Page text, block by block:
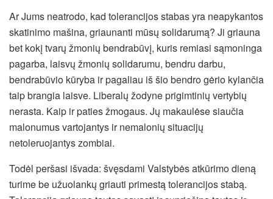
Ar Jums neatrodo, kad tolerancijos stabas yra neapykantos
skatinimo mašina, griaunanti mūsų solidarumą? Ji griauna
bet kokį tvarų žmonių bendrabūvį, kuris remiasi sąmoninga
pagarba, laisvų žmonių solidarumu, bendru darbu,
bendrabūvio kūryba ir pagaliau iš šio bendro gėrio kylančia
taip brangia laisve. Liberalų žodyne prigimtinių vertybių
nerasta. Kaip ir paties žmogaus. Jų makaulėse siaučia
malonumus vartojantys ir nemalonių situacijų
netoleruojantys zombiai.
Todėl peršasi išvada: švęsdami Valstybės atkūrimo dieną
turime be užuolankų griauti primestą tolerancijos stabą.